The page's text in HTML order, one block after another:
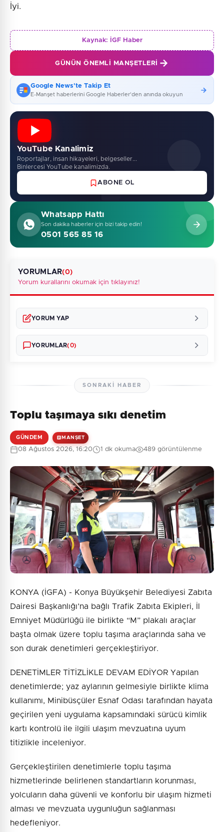
İyi.
Kaynak: İGF Haber
GÜNÜN ÖNEMLI MANŞETLERI
Google News'te Takip Et
E-Manşet haberlerini Google Haberler'den anında okuyun
YouTube Kanalimiz
Roportajlar, insan hikayeleri, belgeseller...
Binlercesi YouTube kanalimizda.
ABONE OL
Whatsapp Hattı
Son dakika haberler için bizi takip edin!
0501 565 85 16
YORUMLAR(0)
Yorum kurallarını okumak için tıklayınız!
YORUM YAP
0/2000
Güvenlik Sorusu:
6 + 4 = ?
Gönder
YORUMLAR(0)
Henüz yorum yapılmamış. İlk yorumu siz yapın!
SONRAKI HABER
Toplu taşımaya sıkı denetim
GÜNDEM MANŞET
08 Ağustos 2026, 16:20 1 dk okuma 489 görüntülenme
KONYA (İGFA) - Konya Büyükşehir Belediyesi Zabıta
Dairesi Başkanlığı’na bağlı Trafik Zabıta Ekipleri, İl
Emniyet Müdürlüğü ile birlikte “M” plakalı araçlar
başta olmak üzere toplu taşıma araçlarında saha ve
son durak denetimleri gerçekleştiriyor.
DENETİMLER TİTİZLİKLE DEVAM EDİYOR Yapılan
denetimlerde; yaz aylarının gelmesiyle birlikte klima
kullanımı, Minibüsçüler Esnaf Odası tarafından hayata
geçirilen yeni uygulama kapsamındaki sürücü kimlik
kartı kontrolü ile ilgili ulaşım mevzuatına uyum
titizlikle inceleniyor.
Gerçekleştirilen denetimlerle toplu taşıma
hizmetlerinde belirlenen standartların korunması,
yolcuların daha güvenli ve konforlu bir ulaşım hizmeti
alması ve mevzuata uygunluğun sağlanması
hedefleniyor.